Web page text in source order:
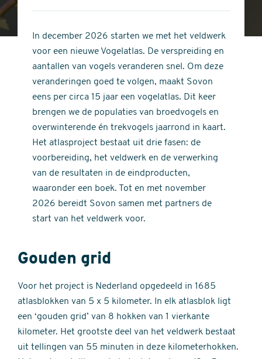
stars
of
stars
In december 2026 starten we met het veldwerk
voor een nieuwe Vogelatlas. De verspreiding en
aantallen van vogels veranderen snel. Om deze
veranderingen goed te volgen, maakt Sovon
eens per circa 15 jaar een vogelatlas. Dit keer
brengen we de populaties van broedvogels en
overwinterende én trekvogels jaarrond in kaart.
Het atlasproject bestaat uit drie fasen: de
voorbereiding, het veldwerk en de verwerking
van de resultaten in de eindproducten,
waaronder een boek. Tot en met november
2026 bereidt Sovon samen met partners de
start van het veldwerk voor.
Gouden grid
Voor het project is Nederland opgedeeld in 1685
atlasblokken van 5 x 5 kilometer. In elk atlasblok ligt
een ‘gouden grid’ van 8 hokken van 1 vierkante
kilometer. Het grootste deel van het veldwerk bestaat
uit tellingen van 55 minuten in deze kilometerhokken.